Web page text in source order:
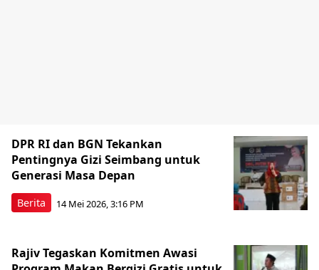
Berita
DPR RI dan BGN Tekankan
Pentingnya Gizi Seimbang untuk
Generasi Masa Depan
14 Mei 2026, 3:16 PM
Rajiv Tegaskan Komitmen Awasi